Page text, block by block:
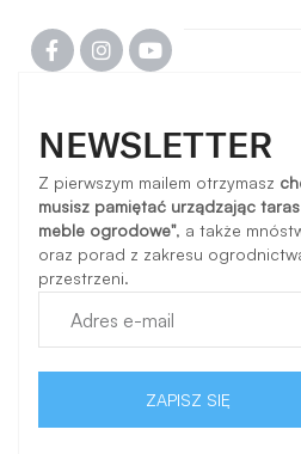
NEWSLETTER
Z pierwszym mailem otrzymasz
musisz pamiętać urządzając
meble ogrodowe", a także
oraz porad z zakresu
przestrzeni.
ZAPISZ SIĘ